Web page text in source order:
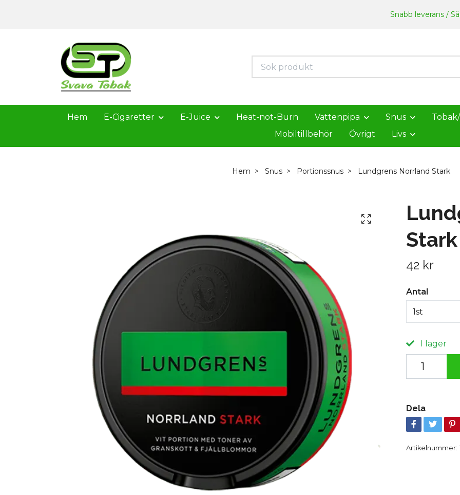
Snabb leverans /
Hem E-Cigaretter E-Juice Heat-not-Burn Vattenpipa Snus
Mobiltillbehör
Övrigt Livs
Hem Snus Portionssnus Lundgrens Norrland Stark
Stark
42 kr
Antal
1st
I lager
Dela
Artikelnummer: